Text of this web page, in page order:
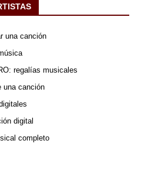
una canción
regalías musicales
una canción
digital
completo